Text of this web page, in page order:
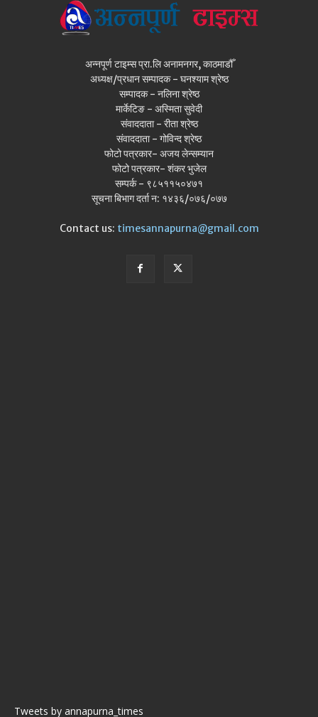
अन्नपूर्ण टाइम्स प्रा.लि अनामनगर, काठमाडौँ
अध्यक्ष/प्रधान सम्पादक - घनश्याम श्रेष्ठ
सम्पादक - नलिना श्रेष्ठ
मार्केटिङ - अस्मिता सुवेदी
संवाददाता - रीता श्रेष्ठ
संवाददाता - गोविन्द श्रेष्ठ
फोटो पत्रकार- अजय लेन्सम्यान
फोटो पत्रकार- शंकर भुजेल
सम्पर्क - ९८५११५०४७१
सूचना बिभाग दर्ता न: १४३६/०७६/०७७
Contact us: timesannapurna@gmail.com
Tweets by annapurna_times